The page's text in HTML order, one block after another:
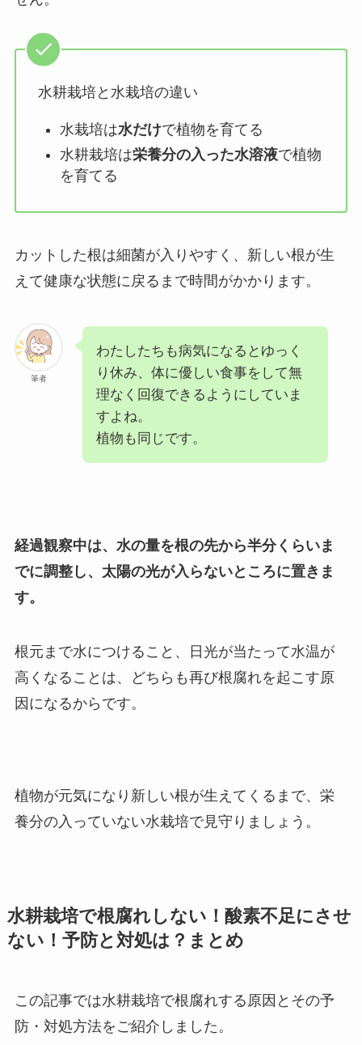
水耕栽培と水栽培の違い
水栽培は水だけで植物を育てる
水耕栽培は栄養分の入った水溶液で植物
を育てる
カットした根は細菌が入りやすく、新しい根が生
えて健康な状態に戻るまで時間がかかります。
筆者
わたしたちも病気になるとゆっく
り休み、体に優しい食事をして無
理なく回復できるようにしていま
すよね。
植物も同じです。
経過観察中は、水の量を根の先から半分くらいま
でに調整し、太陽の光が入らないところに置きま
す。
根元まで水につけること、日光が当たって水温が
高くなることは、どちらも再び根腐れを起こす原
因になるからです。
植物が元気になり新しい根が生えてくるまで、栄
養分の入っていない水栽培で見守りましょう。
水耕栽培で根腐れしない！酸素不足にさせ
ない！予防と対処は？まとめ
この記事では水耕栽培で根腐れする原因とその予
防・対処方法をご紹介しました。